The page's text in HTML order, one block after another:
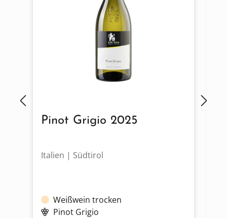
Pinot Grigio 2025
Italien | Südtirol
Weißwein trocken
Pinot Grigio